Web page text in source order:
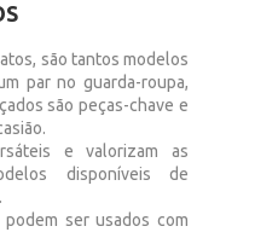
são tantos modelos
par no guarda-roupa,
são peças-chave e
e valorizam as
disponíveis de
ser usados com